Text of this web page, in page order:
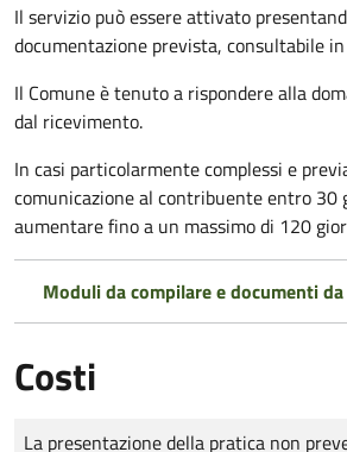
Il servizio può essere attivato
documentazione prevista, consultabile
Il Comune è tenuto a rispondere alla
dal ricevimento.
In casi particolarmente complessi e
comunicazione al contribuente entro
aumentare fino a un massimo di 120
Moduli da compilare e documenti
Costi
Tipo di pagamento
Importo
La presentazione della pratica non